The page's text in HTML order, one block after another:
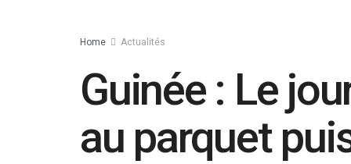
Home Actualités
Guinée : Le
au parquet